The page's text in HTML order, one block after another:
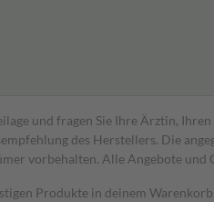
und fragen Sie Ihre Ärztin,
des Herstellers. Die
vorbehalten. Alle Angebote und
Produkte in deinem